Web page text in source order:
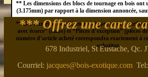
** Les dimensions des blocs de tournage en bois ont
(3.175mm) par rapport à la dimension annoncée,
** Des numéros de référence uniques seront
avec écorce” (slabs) et “Pièces d’exception” (pièces
numéro d’article acheté correspondra exactement à
substitut.
*** Offrez une carte
678 Industriel, St Eustache, Qc.
Courriel: jacques@bois-exotique.comTel: